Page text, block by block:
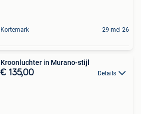
Kortemark 29 mei 26
Kroonluchter in Murano-stijl
€ 135,00 Details